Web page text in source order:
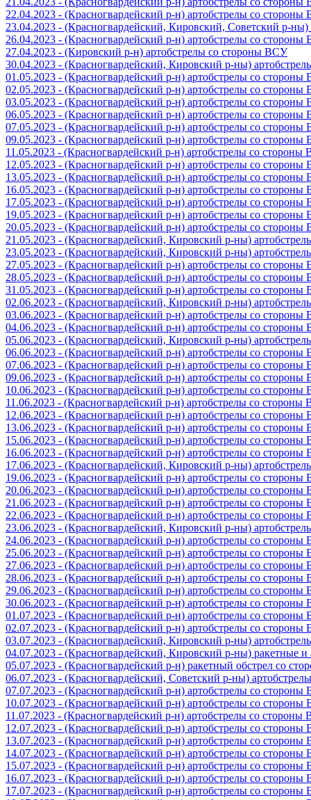
22.04.2023 - (Красногвардейский р-н) артобстрелы со
23.04.2023 - (Красногвардейский, Кировский, Советский р-
26.04.2023 - (Красногвардейский р-н) артобстрелы со
27.04.2023 - (Кировский р-н) артобстрелы со стороны ВСУ
30.04.2023 - (Красногвардейский, Кировский р-ны)
01.05.2023 - (Красногвардейский р-н) артобстрелы со
02.05.2023 - (Красногвардейский р-н) артобстрелы со
03.05.2023 - (Красногвардейский р-н) артобстрелы со
06.05.2023 - (Красногвардейский р-н) артобстрелы со
07.05.2023 - (Красногвардейский р-н) артобстрелы со
09.05.2023 - (Красногвардейский р-н) артобстрелы со
11.05.2023 - (Красногвардейский р-н) артобстрелы со стороны
12.05.2023 - (Красногвардейский р-н) артобстрелы со
13.05.2023 - (Красногвардейский р-н) артобстрелы со
16.05.2023 - (Красногвардейский р-н) артобстрелы со
17.05.2023 - (Красногвардейский р-н) артобстрелы со
19.05.2023 - (Красногвардейский р-н) артобстрелы со
20.05.2023 - (Красногвардейский р-н) артобстрелы со
21.05.2023 - (Красногвардейский, Кировский р-ны)
23.05.2023 - (Красногвардейский, Кировский р-ны)
27.05.2023 - (Красногвардейский р-н) артобстрелы со
28.05.2023 - (Красногвардейский р-н) артобстрелы со
31.05.2023 - (Красногвардейский р-н) артобстрелы со
02.06.2023 - (Красногвардейский, Кировский р-ны)
03.06.2023 - (Красногвардейский р-н) артобстрелы со
04.06.2023 - (Красногвардейский р-н) артобстрелы со
05.06.2023 - (Красногвардейский, Кировский р-ны)
06.06.2023 - (Красногвардейский р-н) артобстрелы со
07.06.2023 - (Красногвардейский р-н) артобстрелы со
09.06.2023 - (Красногвардейский р-н) артобстрелы со
10.06.2023 - (Красногвардейский р-н) артобстрелы со
11.06.2023 - (Красногвардейский р-н) артобстрелы со стороны
12.06.2023 - (Красногвардейский р-н) артобстрелы со
13.06.2023 - (Красногвардейский р-н) артобстрелы со
15.06.2023 - (Красногвардейский р-н) артобстрелы со
16.06.2023 - (Красногвардейский р-н) артобстрелы со
17.06.2023 - (Красногвардейский, Кировский р-ны)
19.06.2023 - (Красногвардейский р-н) артобстрелы со
20.06.2023 - (Красногвардейский р-н) артобстрелы со
21.06.2023 - (Красногвардейский р-н) артобстрелы со
22.06.2023 - (Красногвардейский р-н) артобстрелы со
23.06.2023 - (Красногвардейский, Кировский р-ны)
24.06.2023 - (Красногвардейский р-н) артобстрелы со
25.06.2023 - (Красногвардейский р-н) артобстрелы со
27.06.2023 - (Красногвардейский р-н) артобстрелы со
28.06.2023 - (Красногвардейский р-н) артобстрелы со
29.06.2023 - (Красногвардейский р-н) артобстрелы со
30.06.2023 - (Красногвардейский р-н) артобстрелы со
01.07.2023 - (Красногвардейский р-н) артобстрелы со
02.07.2023 - (Красногвардейский р-н) артобстрелы со
03.07.2023 - (Красногвардейский, Кировский р-ны)
04.07.2023 - (Красногвардейский, Кировский р-ны) ракетные
05.07.2023 - (Красногвардейский р-н) ракетный обстрел со
06.07.2023 - (Красногвардейский, Советский р-ны)
07.07.2023 - (Красногвардейский р-н) артобстрелы со
10.07.2023 - (Красногвардейский р-н) артобстрелы со
11.07.2023 - (Красногвардейский р-н) артобстрелы со стороны
12.07.2023 - (Красногвардейский р-н) артобстрелы со
13.07.2023 - (Красногвардейский р-н) артобстрелы со
14.07.2023 - (Красногвардейский р-н) артобстрелы со
15.07.2023 - (Красногвардейский р-н) артобстрелы со
16.07.2023 - (Красногвардейский р-н) артобстрелы со
17.07.2023 - (Красногвардейский р-н) артобстрелы со